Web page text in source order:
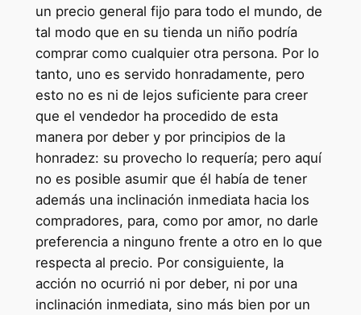
un precio general fijo para todo el mundo, de
tal modo que en su tienda un niño podría
comprar como cualquier otra persona. Por lo
tanto, uno es servido honradamente, pero
esto no es ni de lejos suficiente para creer
que el vendedor ha procedido de esta
manera por deber y por principios de la
honradez: su provecho lo requería; pero aquí
no es posible asumir que él había de tener
además una inclinación inmediata hacia los
compradores, para, como por amor, no darle
preferencia a ninguno frente a otro en lo que
respecta al precio. Por consiguiente, la
acción no ocurrió ni por deber, ni por una
inclinación inmediata, sino más bien por un